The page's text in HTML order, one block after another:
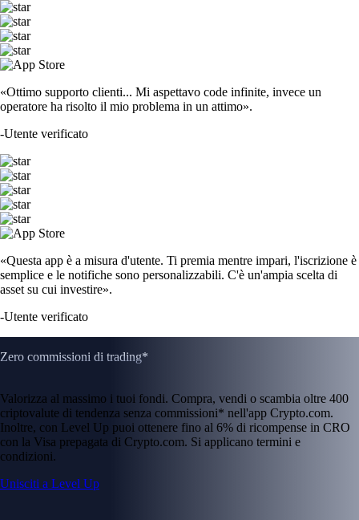
«Ottimo supporto clienti... Mi aspettavo code infinite, invece un
operatore ha risolto il mio problema in un attimo».
-Utente verificato
«Questa app è a misura d'utente. Ti premia mentre impari, l'iscrizione è
semplice e le notifiche sono personalizzabili. C'è un'ampia scelta di
asset su cui investire».
-Utente verificato
Zero commissioni di trading*
Valorizza al massimo i tuoi fondi. Compra, vendi o scambia oltre 400
criptovalute di tendenza senza commissioni* nell'app Crypto.com.
Inoltre, con Level Up puoi ottenere fino al 6% di ricompense in CRO
con la Visa prepagata di Crypto.com. Si applicano termini e
condizioni.
Unisciti a Level Up